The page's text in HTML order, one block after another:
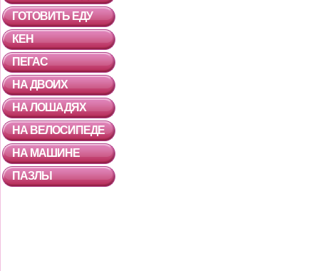
ГОТОВИТЬ ЕДУ
КЕН
ПЕГАС
НА ДВОИХ
НА ЛОШАДЯХ
НА ВЕЛОСИПЕДЕ
НА МАШИНЕ
ПАЗЛЫ